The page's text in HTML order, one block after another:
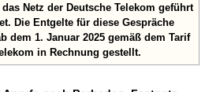
Netz der Deutsche Telekom geführt
Die Entgelte für diese Gespräche
dem 1. Januar 2025 gemäß dem Tarif
in Rechnung gestellt.